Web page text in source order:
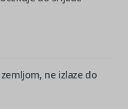
ne izlaze do